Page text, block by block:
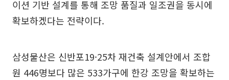
이션 기반 설계를 통해 조망 품질과 일조권을 동시에
확보하겠다는 전략이다.
삼성물산은 신반포19·25차 재건축 설계안에서 조합
원 446명보다 많은 533가구에 한강 조망을 확보하는